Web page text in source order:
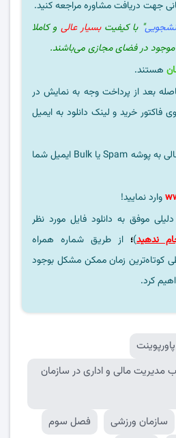
جهت دریافت مشاوره مراجعه کنید.
" با کیفیت بسیار عالی و کاملا
در فضای مجازی می‌باشند.
هستند.
بعد از پرداخت وجه به نمایش در
فاکتور خرید و لینک دانلود به ایمیل
ممکن است ایمیل ارسالی به پوشه Spam یا Bulk ایمیل شما
وارد نمایید!
موفق به دانلود فایل مورد نظر
ندهید)؛ از طریق شماره همراه
کوتاه‌ترین زمان ممکن مشکل بوجود
کرد.
پاورپوینت
مالی و اداری در سازمان
سازمان ورزشی
فصل سوم